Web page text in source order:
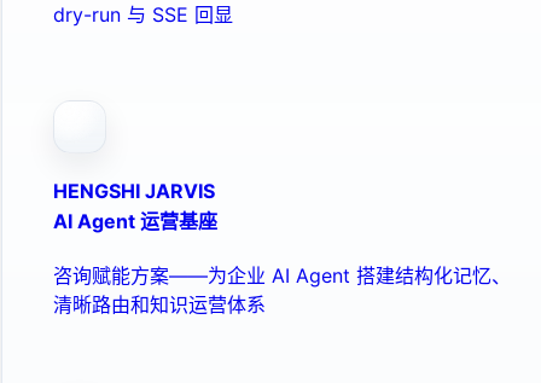
dry-run 与 SSE 回显
HENGSHI JARVIS
AI Agent 运营基座
咨询赋能方案——为企业 AI Agent 搭建结构化记忆、
清晰路由和知识运营体系